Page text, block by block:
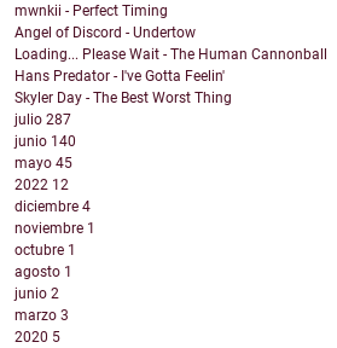
mwnkii - Perfect Timing
Angel of Discord - Undertow
Loading... Please Wait - The Human Cannonball
Hans Predator - I've Gotta Feelin'
Skyler Day - The Best Worst Thing
julio 287
junio 140
mayo 45
2022 12
diciembre 4
noviembre 1
octubre 1
agosto 1
junio 2
marzo 3
2020 5